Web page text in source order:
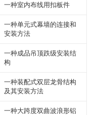
一种室内布线用扣板件
一种单元式幕墙的连接和
安装方法
一种成品吊顶跌级安装结
构
一种装配式双层龙骨结构
及其安装方法
一种大跨度双曲波浪形铝